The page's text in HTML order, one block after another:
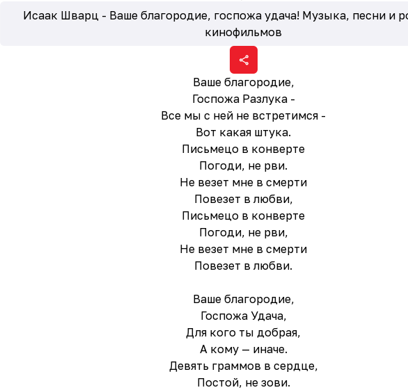
Исаак Шварц - Ваше благородие, госпожа удача! Музыка, песни и
кинофильмов
Ваше благородие,
Госпожа Разлука -
Все мы с ней не встретимся -
Вот какая штука.
Письмецо в конверте
Погоди, не рви.
Не везет мне в смерти
Повезет в любви,
Письмецо в конверте
Погоди, не рви,
Не везет мне в смерти
Повезет в любви.
Ваше благородие,
Госпожа Удача,
Для кого ты добрая,
А кому — иначе.
Девять граммов в сердце,
Постой, не зови.